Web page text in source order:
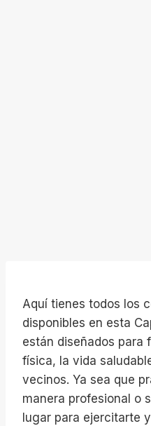
Aquí tienes todos los
disponibles en esta
están diseñados para
física, la vida
vecinos. Ya sea que
manera profesional o
lugar para ejercitarte